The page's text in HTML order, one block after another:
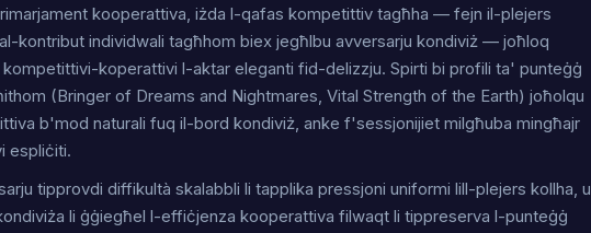
kooperattiva, iżda l-qafas kompetittiv tagħha — fejn il-plejers
kontribut individwali tagħhom biex jegħlbu avversarju kondiviż — joħloq
koperattivi l-aktar eleganti fid-delizzju. Spirti bi profili ta' punteġġ
(Bringer of Dreams and Nightmares, Vital Strength of the Earth) joħolqu
b'mod naturali fuq il-bord kondiviż, anke f'sessjonijiet milgħuba mingħajr
espliċiti.
tipprovdi diffikultà skalabbli li tapplika pressjoni uniformi lill-plejers kollha, u
li ġġiegħel l-effiċjenza kooperattiva filwaqt li tippreserva l-punteġġ